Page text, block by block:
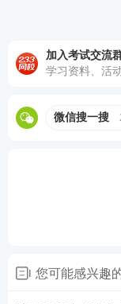
60s考点速记神
时间的紧迫和记
秒一个知识点，
勤时间有效备考
加入考试交流
学习资料、活
微信搜一搜
您可能感兴趣